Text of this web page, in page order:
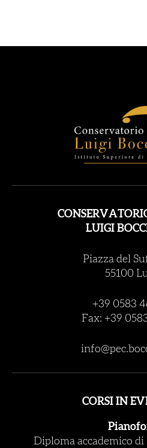
LUIGI
Piazza del
55100
+39 0583
Fax: +39
CORSI IN
Diploma accademico